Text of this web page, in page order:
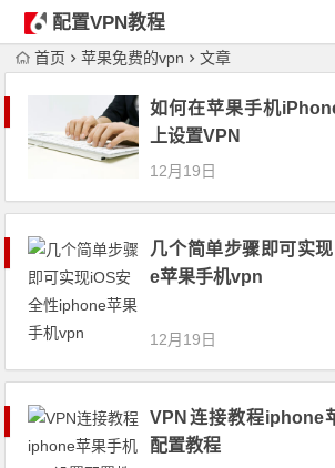
配置VPN教程
首页 苹果免费的vpn 文章
如何在苹果手机
上设置VPN
12月19日
几个简单步骤即可实
e苹果手机vpn
12月19日
VPN连接教程iphone
配置教程